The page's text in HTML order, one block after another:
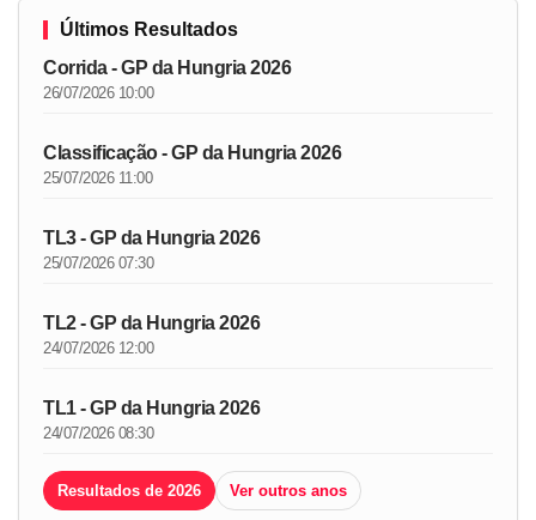
Últimos Resultados
Corrida - GP da Hungria 2026
26/07/2026 10:00
Classificação - GP da Hungria 2026
25/07/2026 11:00
TL3 - GP da Hungria 2026
25/07/2026 07:30
TL2 - GP da Hungria 2026
24/07/2026 12:00
TL1 - GP da Hungria 2026
24/07/2026 08:30
Resultados de 2026 Ver outros anos